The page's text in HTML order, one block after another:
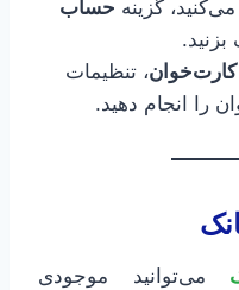
گزینه حساب
بزنید.
کارت‌خوان، تنظیمات
را انجام دهید.
می‌توانید موجودی